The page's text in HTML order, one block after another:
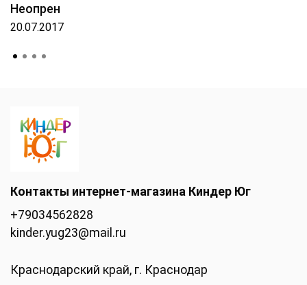
Неопрен
20.07.2017
Контакты интернет-магазина Киндер Юг
+79034562828
kinder.yug23@mail.ru
Краснодарский край, г. Краснодар